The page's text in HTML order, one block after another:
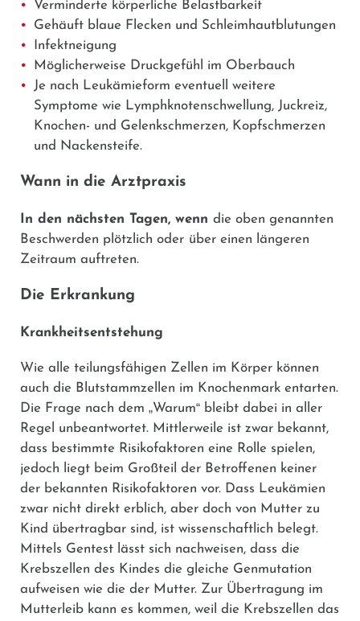
Verminderte körperliche Belastbarkeit
Gehäuft blaue Flecken und Schleimhautblutungen
Infektneigung
Möglicherweise Druckgefühl im Oberbauch
Je nach Leukämieform eventuell weitere
Symptome wie Lymphknotenschwellung, Juckreiz,
Knochen- und Gelenkschmerzen, Kopfschmerzen
und Nackensteife.
Wann in die Arztpraxis
In den nächsten Tagen, wenn die oben genannten
Beschwerden plötzlich oder über einen längeren
Zeitraum auftreten.
Die Erkrankung
Krankheitsentstehung
Wie alle teilungsfähigen Zellen im Körper können
auch die Blutstammzellen im Knochenmark entarten.
Die Frage nach dem „Warum“ bleibt dabei in aller
Regel unbeantwortet. Mittlerweile ist zwar bekannt,
dass bestimmte Risikofaktoren eine Rolle spielen,
jedoch liegt beim Großteil der Betroffenen keiner
der bekannten Risikofaktoren vor. Dass Leukämien
zwar nicht direkt erblich, aber doch von Mutter zu
Kind übertragbar sind, ist wissenschaftlich belegt.
Mittels Gentest lässt sich nachweisen, dass die
Krebszellen des Kindes die gleiche Genmutation
aufweisen wie die der Mutter. Zur Übertragung im
Mutterleib kann es kommen, weil die Krebszellen das